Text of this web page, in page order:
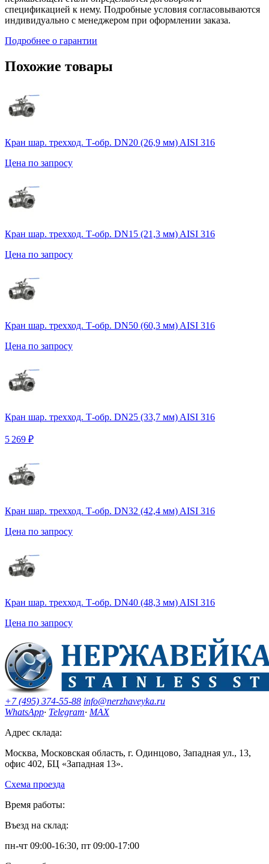
спецификацией к нему. Подробные условия согласовываются
индивидуально с менеджером при оформлении заказа.
Подробнее о гарантии
Похожие товары
Кран шар. трехход. Т-обр. DN20 (26,9 мм) AISI 316
Цена по запросу
Кран шар. трехход. Т-обр. DN15 (21,3 мм) AISI 316
Цена по запросу
Кран шар. трехход. Т-обр. DN50 (60,3 мм) AISI 316
Цена по запросу
Кран шар. трехход. Т-обр. DN25 (33,7 мм) AISI 316
5 269 ₽
Кран шар. трехход. Т-обр. DN32 (42,4 мм) AISI 316
Цена по запросу
Кран шар. трехход. Т-обр. DN40 (48,3 мм) AISI 316
Цена по запросу
+7 (495) 374-55-88 info@nerzhaveyka.ru
WhatsApp· Telegram· MAX
Адрес склада:
Москва, Московская область, г. Одинцово, Западная ул., 13,
офис 402, БЦ «Западная 13».
Схема проезда
Время работы:
Въезд на склад:
пн-чт 09:00-16:30, пт 09:00-17:00